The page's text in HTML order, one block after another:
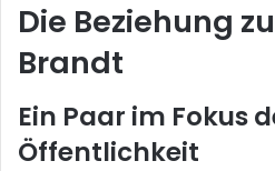
Die Beziehung
Brandt
Ein Paar im Fokus
Öffentlichkeit